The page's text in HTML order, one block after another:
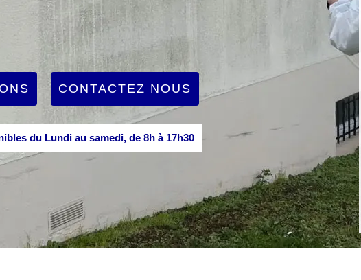
CONTACTEZ NOUS
du Lundi au samedi, de 8h à 17h30